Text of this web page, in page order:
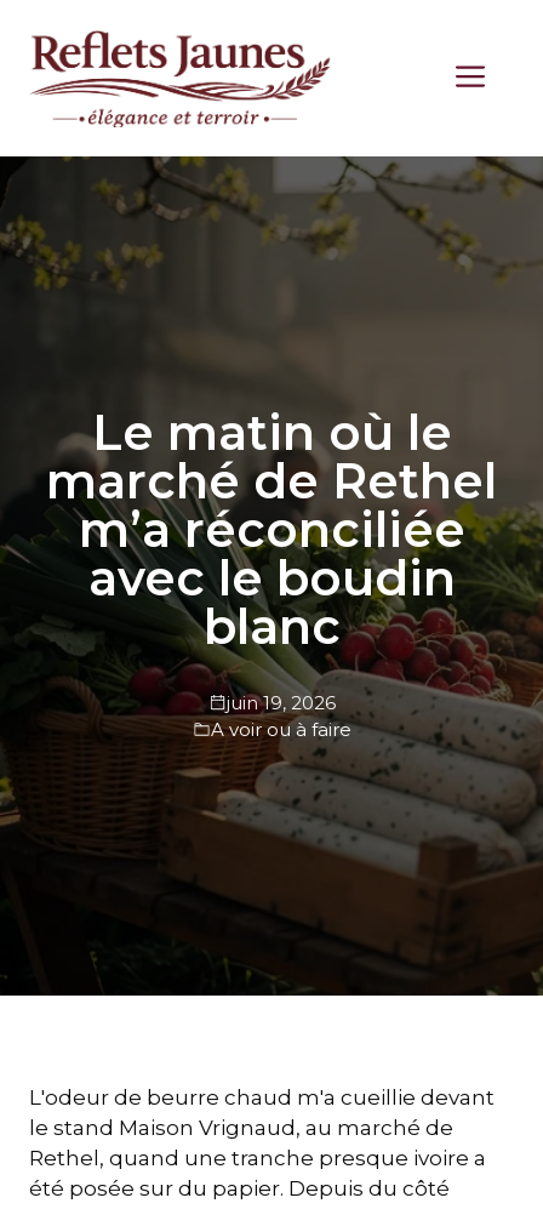
contenu
Le matin où le
marché de Rethel
m’a réconciliée
avec le boudin
blanc
juin 19, 2026
A voir ou à faire
L'odeur de beurre chaud m'a cueillie devant
le stand Maison Vrignaud, au marché de
Rethel, quand une tranche presque ivoire a
été posée sur du papier. Depuis du côté